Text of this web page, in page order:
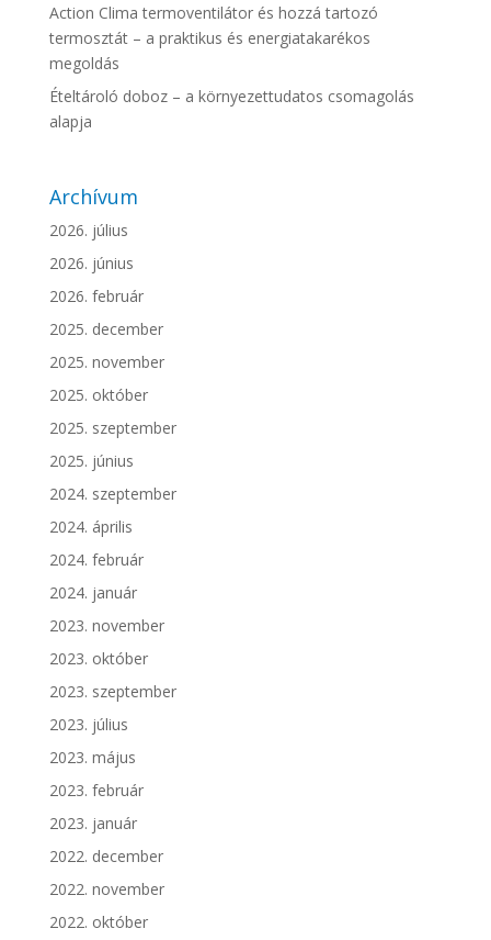
Action Clima termoventilátor és hozzá tartozó
termosztát – a praktikus és energiatakarékos
megoldás
Ételtároló doboz – a környezettudatos csomagolás
alapja
Archívum
2026. július
2026. június
2026. február
2025. december
2025. november
2025. október
2025. szeptember
2025. június
2024. szeptember
2024. április
2024. február
2024. január
2023. november
2023. október
2023. szeptember
2023. július
2023. május
2023. február
2023. január
2022. december
2022. november
2022. október